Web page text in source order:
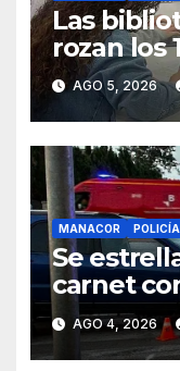
Las
rozan los
AGO 5, 2026
MANACOR
Se
carnet
ronda del
lo
AGO 4, 2026